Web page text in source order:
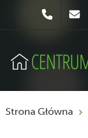
Strona Główna